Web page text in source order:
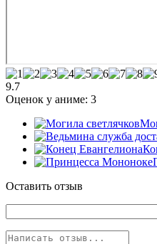
9.7
Оценок у аниме: 3
Оставить отзыв